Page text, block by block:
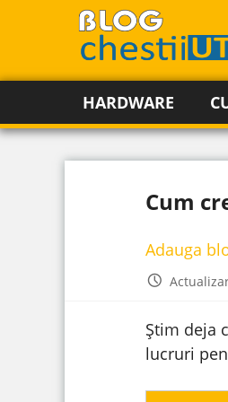
HARDWARE
Cum
Adauga
Știm deja
lucruri